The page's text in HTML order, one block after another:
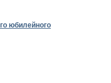
юбилейного